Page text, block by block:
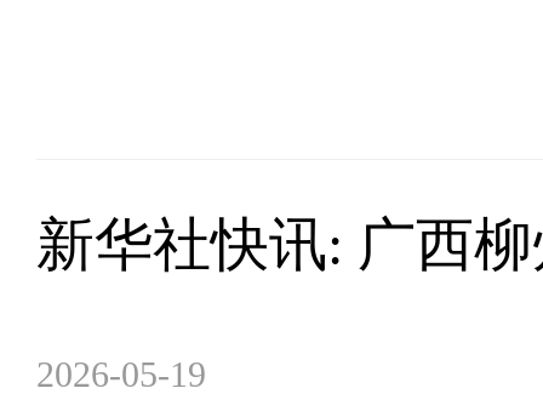
新华社快讯: 广西
2026-05-19